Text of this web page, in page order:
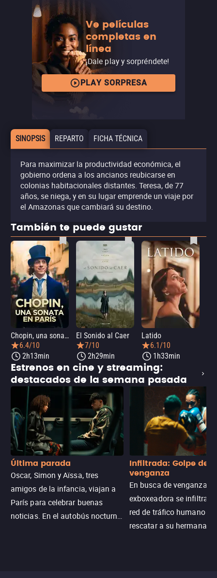
Ve películas
completas en
línea
¡Dale play y sorpréndete!
PLAY SORPRESA
SINOPSIS REPARTO FICHA TÉCNICA
Para maximizar la productividad económica, el
gobierno ordena a los ancianos reubicarse en
colonias habitacionales distantes. Teresa, de 77
años, se niega, y en su lugar emprende un viaje por
el Amazonas que cambiará su destino.
También te puede gustar
Chopin, una sonata en París
6.4/10
2h13min
El Sonido al Caer
7/10
2h29min
Latido
6.1/10
1h33min
Estrenos en cine y streaming:
destacados de la semana pasada
Última parada
Oscar, Simon y Aïssa, tres
amigos de la infancia, viajan a
París para celebrar buenas
noticias. En el autobús nocturno
Infiltrada: Golpe de
venganza
En busca de venganza,
exboxeadora se infiltra
red de tráfico humano
rescatar a su hermana